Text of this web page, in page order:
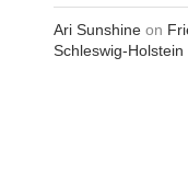
Ari Sunshine on
Schleswig-Holstein